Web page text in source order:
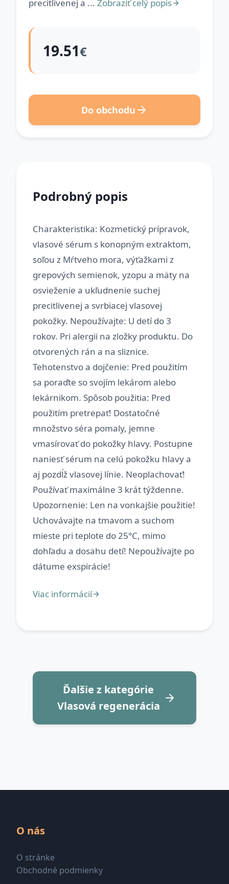
precitlivenej a ... Zobraziť celý popis
19.51€
Do obchodu
Podrobný popis
Charakteristika: Kozmetický prípravok,
vlasové sérum s konopným extraktom,
soľou z Mŕtveho mora, výťažkami z
grepových semienok, yzopu a mäty na
osvieženie a ukľudnenie suchej
precitlivenej a svrbiacej vlasovej
pokožky. Nepoužívajte: U detí do 3
rokov. Pri alergii na zložky produktu. Do
otvorených rán a na sliznice.
Tehotenstvo a dojčenie: Pred použitím
sa poraďte so svojím lekárom alebo
lekárnikom. Spôsob použitia: Pred
použitím pretrepať! Dostatočné
množstvo séra pomaly, jemne
vmasírovať do pokožky hlavy. Postupne
naniesť sérum na celú pokožku hlavy a
aj pozdĺž vlasovej línie. Neoplachovať!
Používať maximálne 3 krát týždenne.
Upozornenie: Len na vonkajšie použitie!
Uchovávajte na tmavom a suchom
mieste pri teplote do 25°C, mimo
dohľadu a dosahu detí! Nepoužívajte po
Ďalšie z kategórie
Vlasová regenerácia
O nás
O stránke
Obchodné podmienky